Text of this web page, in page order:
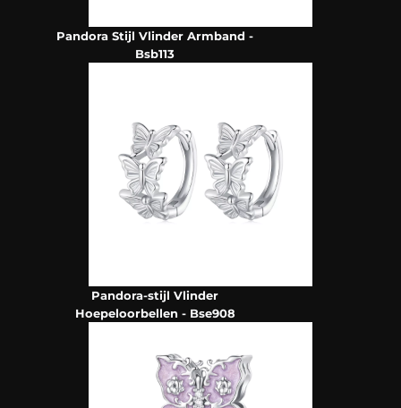
Pandora Stijl Vlinder Armband -
Bsb113
Pandora-stijl Vlinder
Hoepeloorbellen - Bse908